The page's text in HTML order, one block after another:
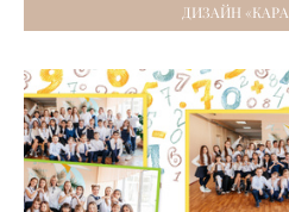
ДИЗАЙН